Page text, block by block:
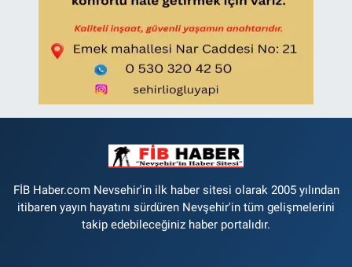
FİB Haber.com Nevsehir'in ilk haber sitesi olarak 2005 yılından
itibaren yayın hayatını sürdüren Nevşehir'in tüm gelişmelerini
takip edebileceğiniz haber portalıdır.